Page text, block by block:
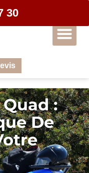
30
:
De